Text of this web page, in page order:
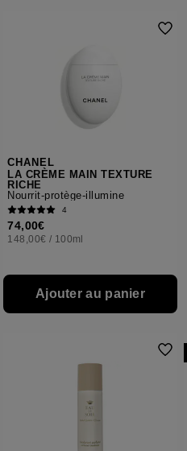
CHANEL
LA CRÈME MAIN TEXTURE
RICHE
Nourrit-protège-illumine
4
74,00€
148,00€ / 100ml
Ajouter au panier